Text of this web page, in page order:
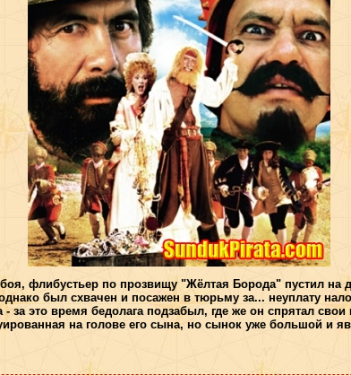
флибустьер по прозвищу "Жёлтая Борода" пустил на
был схвачен и посажен в тюрьму за... неуплату
за это время бедолага подзабыл, где же он спрятал свои
на голове его сына, но сынок уже большой и